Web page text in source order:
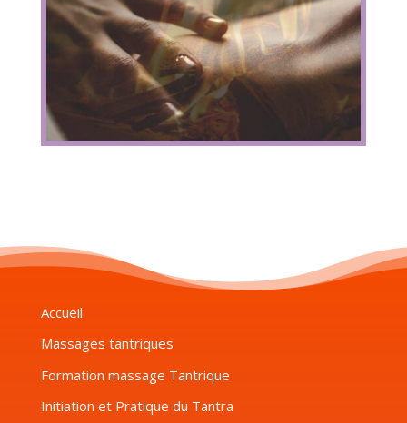
Accueil
Massages tantriques
Formation massage Tantrique
Initiation et Pratique du Tantra